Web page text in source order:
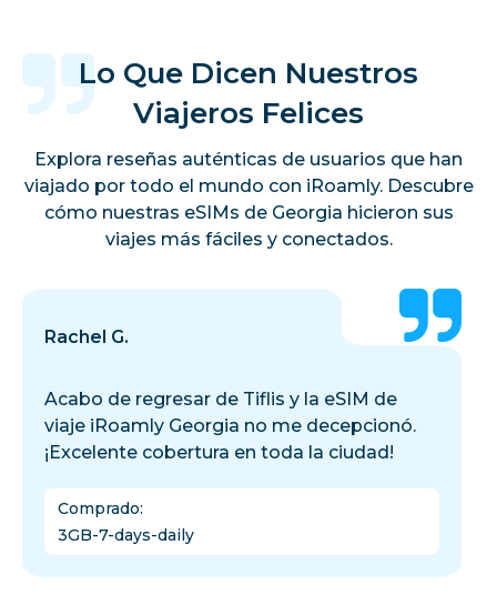
Lo Que Dicen Nuestros
Viajeros Felices
Explora reseñas auténticas de usuarios que han
viajado por todo el mundo con iRoamly. Descubre
cómo nuestras eSIMs de Georgia hicieron sus
viajes más fáciles y conectados.
Rachel G.
Acabo de regresar de Tiflis y la eSIM de
viaje iRoamly Georgia no me decepcionó.
¡Excelente cobertura en toda la ciudad!
Comprado:
3GB-7-days-daily